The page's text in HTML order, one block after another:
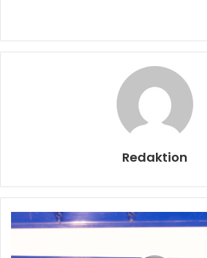
Redaktion